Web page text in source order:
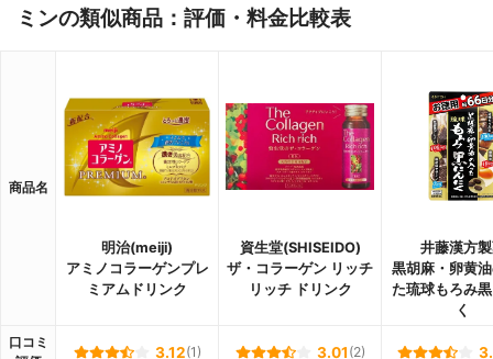
ミンの類似商品：評価・料金比較表
商品名
明治(meiji)
アミノコラーゲンプレ
ミアムドリンク
資生堂(SHISEIDO)
ザ・コラーゲン リッチ
リッチ ドリンク
井藤漢方
黒胡麻・卵黄
た琉球もろみ
く
口コミ
3.12(1) 3.01 (2)